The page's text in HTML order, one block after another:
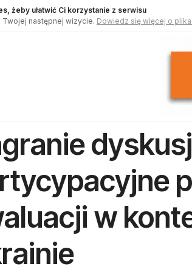
żeby ułatwić Ci korzystanie z serwisu
następnej wizycie. Dowiedz się więcej o
w